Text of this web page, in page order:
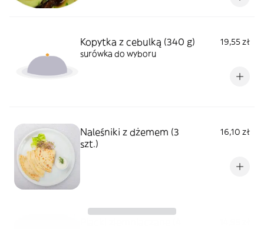
Kopytka z cebulką (340 g)
19,55 zł
surówka do wyboru
Naleśniki z dżemem (3
szt.)
16,10 zł